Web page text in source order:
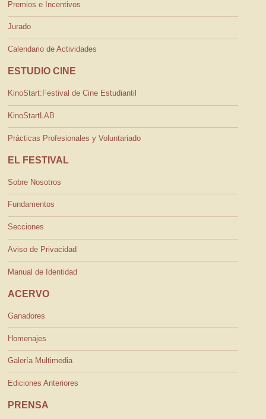
Premios e Incentivos
Jurado
Calendario de Actividades
ESTUDIO CINE
KinoStart:Festival de Cine Estudiantil
KinoStartLAB
Prácticas Profesionales y Voluntariado
EL FESTIVAL
Sobre Nosotros
Fundamentos
Secciones
Aviso de Privacidad
Manual de Identidad
ACERVO
Ganadores
Homenajes
Galería Multimedia
Ediciones Anteriores
PRENSA